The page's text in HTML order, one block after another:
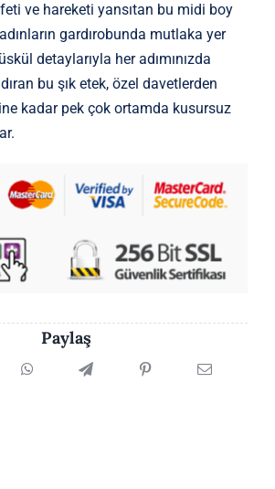
ve hareketi yansıtan bu midi boy
gardırobunda mutlaka yer
detaylarıyla her adımınızda
bu şık etek, özel davetlerden
kadar pek çok ortamda kusursuz
Paylaş